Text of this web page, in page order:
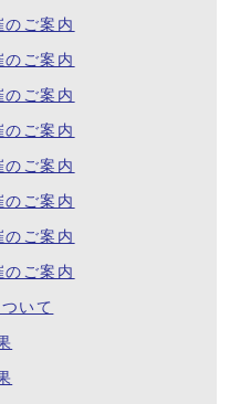
ご案内
ご案内
ご案内
ご案内
ご案内
ご案内
ご案内
ご案内
いて